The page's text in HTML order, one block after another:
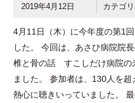
2019年4月12日 カテゴリ
4月11日（木）に今年度の第1
した。 今回は、あさひ病院院
椎と骨の話 すこしだけ病院の
ました。 参加者は、130人を
熱心に聴きいっていました。